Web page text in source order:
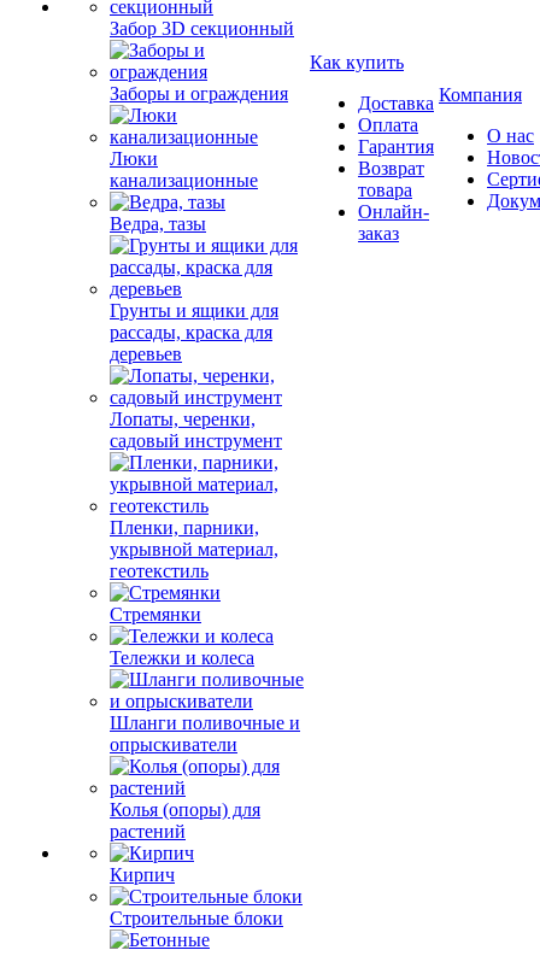
Забор 3D секционный
Заборы и ограждения
Люки
канализационные
Ведра, тазы
Грунты и ящики для
рассады, краска для
деревьев
Лопаты, черенки,
садовый инструмент
Пленки, парники,
укрывной материал,
геотекстиль
Стремянки
Тележки и колеса
Шланги поливочные и
опрыскиватели
Колья (опоры) для
растений
Кирпич
Строительные блоки
Как купить
Доставка
Оплата
Гарантия
Возврат
товара
Онлайн-
заказ
Компания
О нас